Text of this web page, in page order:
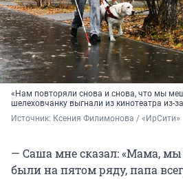
«Нам повторяли снова и снова, что мы
шелеховчанку выгнали из кинотеатра из-
Источник: Ксения Филимонова / «ИрСити»
— Саша мне сказал: «Мама, мы
были на пятом ряду, папа